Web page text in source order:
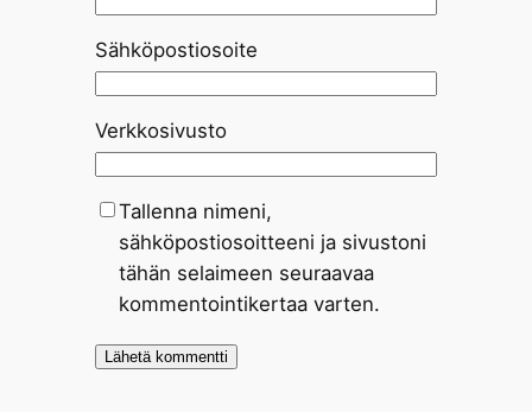
Sähköpostiosoite
Verkkosivusto
Tallenna nimeni,
sähköpostiosoitteeni ja sivustoni
tähän selaimeen seuraavaa
kommentointikertaa varten.